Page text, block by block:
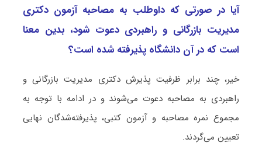
آیا در صورتی که داوطلب به مصاحبه آزمون دکتری
ﻣﺪﻳﺮﻳﺖ ﺑﺎزرﮔﺎنی و راﻫﺒﺮدی دعوت شود، بدین معنا
است که در آن دانشگاه پذیرفته شده است؟
خیر، چند برابر ظرفیت پذیرش دکتری ﻣﺪﻳﺮﻳﺖ ﺑﺎزرﮔﺎنی و
راﻫﺒﺮدی به مصاحبه دعوت می‌شوند و در ادامه با توجه به
مجموع نمره مصاحبه و آزمون کتبی، پذیرفته‌شدگان نهایی
تعیین می‌گردند.